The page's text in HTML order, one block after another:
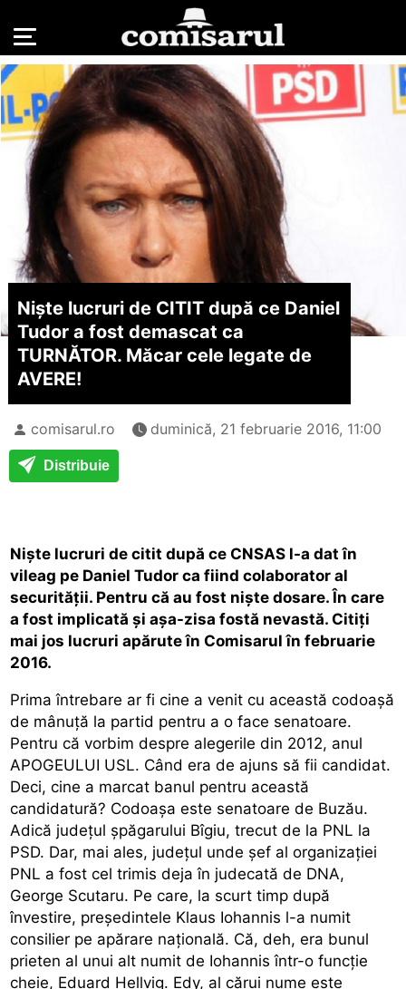
Niște lucruri de CITIT după ce Daniel
Tudor a fost demascat ca
TURNĂTOR. Măcar cele legate de
AVERE!
comisarul.ro duminică, 21 februarie 2016, 11:00
Distribuie
Niște lucruri de citit după ce CNSAS l-a dat în
vileag pe Daniel Tudor ca fiind colaborator al
securității. Pentru că au fost niște dosare. În care
a fost implicată și așa-zisa fostă nevastă. Citiți
mai jos lucruri apărute în Comisarul în februarie
2016.
Prima întrebare ar fi cine a venit cu această codoașă
de mânuță la partid pentru a o face senatoare.
Pentru că vorbim despre alegerile din 2012, anul
APOGEULUI USL. Când era de ajuns să fii candidat.
Deci, cine a marcat banul pentru această
candidatură? Codoașa este senatoare de Buzău.
Adică județul șpăgarului Bîgiu, trecut de la PNL la
PSD. Dar, mai ales, județul unde șef al organizației
PNL a fost cel trimis deja în judecată de DNA,
George Scutaru. Pe care, la scurt timp după
învestire, președintele Klaus Iohannis l-a numit
consilier pe apărare națională. Că, deh, era bunul
prieten al unui alt numit de Iohannis într-o funcție
cheie, Eduard Hellvig. Edy, al cărui nume este